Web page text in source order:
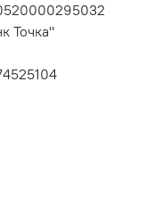
Точка"